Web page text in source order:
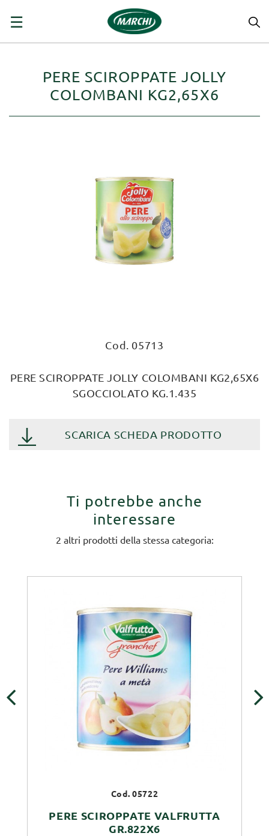
navigazione
☰
PERE SCIROPPATE JOLLY
COLOMBANI KG2,65X6
Cod. 05713
PERE SCIROPPATE JOLLY COLOMBANI KG2,65X6
SGOCCIOLATO KG.1.435
SCARICA SCHEDA PRODOTTO
Ti potrebbe anche
interessare
2 altri prodotti della stessa categoria:
Cod. 05722
PERE SCIROPPATE VALFRUTTA
GR.822X6